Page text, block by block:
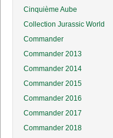
Cinquième Aube
Collection Jurassic World
Commander
Commander 2013
Commander 2014
Commander 2015
Commander 2016
Commander 2017
Commander 2018